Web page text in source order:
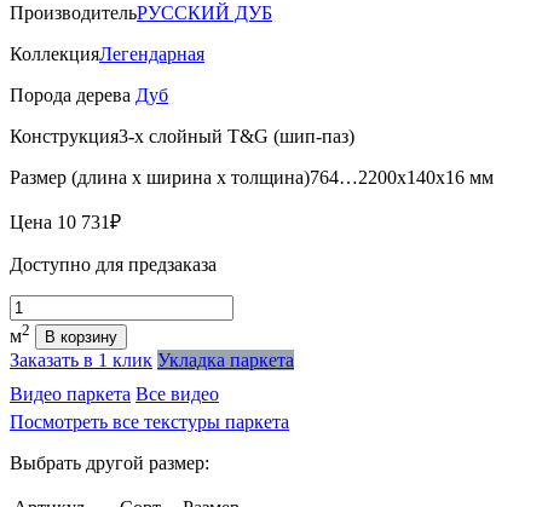
ПроизводительРУССКИЙ ДУБ
КоллекцияЛегендарная
Порода дерева Дуб
Конструкция3-х слойный T&G (шип-паз)
Размер (длина х ширина х толщина)764…2200х140х16 мм
Цена 10 731₽
Доступно для предзаказа
Количество
м2 В корзину
Заказать в 1 клик Укладка паркета
Видео паркета Все видео
Посмотреть все текстуры паркета
Выбрать другой размер: